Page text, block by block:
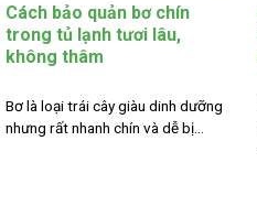
Cách bảo quản bơ chín
trong tủ lạnh tươi lâu,
không thâm
Bơ là loại trái cây giàu dinh dưỡng
nhưng rất nhanh chín và dễ bị...